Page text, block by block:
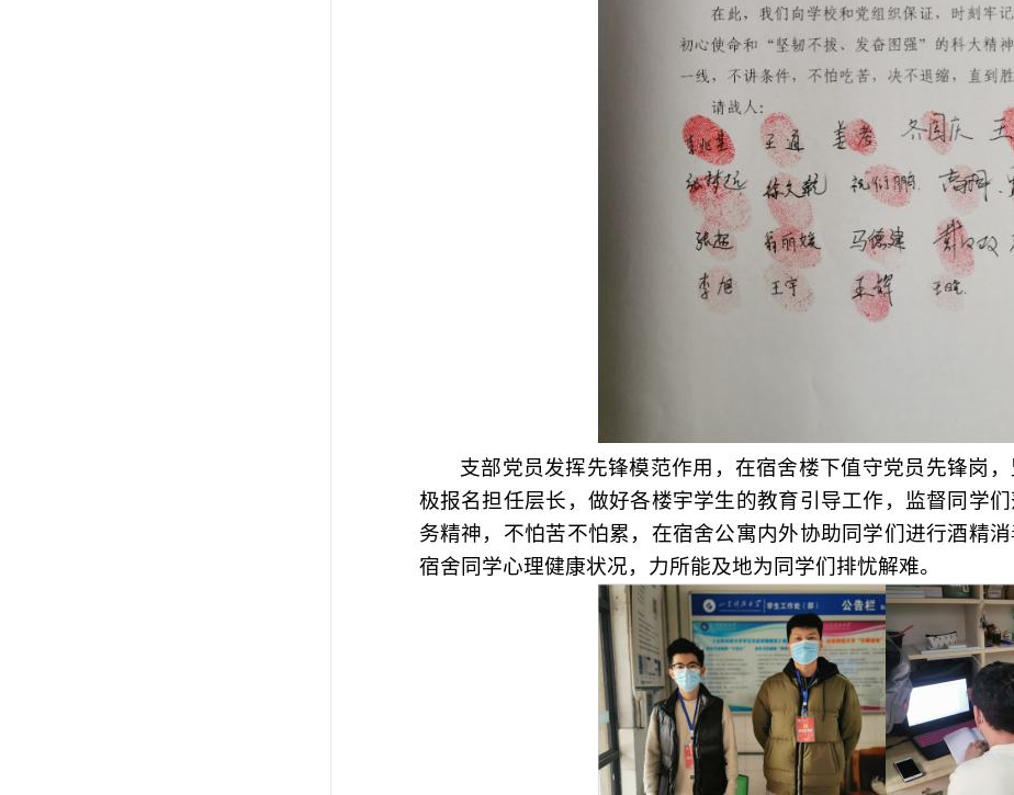
支部党员发挥先锋模范作用，在宿舍楼下值守党员先锋岗
极报名担任层长，做好各楼宇学生的教育引导工作，监督同学
务精神，不怕苦不怕累，在宿舍公寓内外协助同学们进行酒精
宿舍同学心理健康状况，力所能及地为同学们排忧解难。